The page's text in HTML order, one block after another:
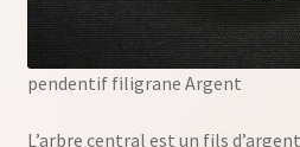
pendentif filigrane Argent
L’arbre central est un fils